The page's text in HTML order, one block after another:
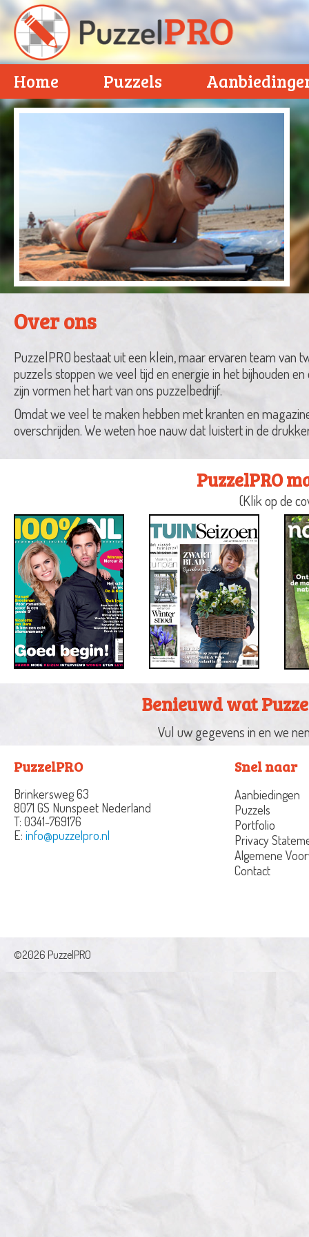
Home Puzzels
Over ons
PuzzelPRO bestaat uit een klein, maar ervaren team
puzzels stoppen we veel tijd en energie in het bijhouden
zijn vormen het hart van ons puzzelbedrijf.
Omdat we veel te maken hebben met kranten en
overschrijden. We weten hoe nauw dat luistert in de
PuzzelPRO
(Klik op de
Benieuwd wat
Vul uw gegevens in en we
PuzzelPRO
Brinkersweg 63
8071 GS Nunspeet Nederland
T: 0341-769176
E: info@puzzelpro.nl
Snel naar
Aanbiedingen
Puzzels
Portfolio
Privacy
Algemene
Contact
©2026 PuzzelPRO